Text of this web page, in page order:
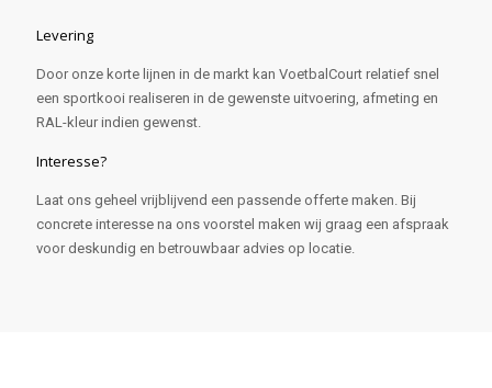
Levering
Door onze korte lijnen in de markt kan VoetbalCourt relatief snel
een sportkooi realiseren in de gewenste uitvoering, afmeting en
RAL-kleur indien gewenst.
Interesse?
Laat ons geheel vrijblijvend een passende offerte maken. Bij
concrete interesse na ons voorstel maken wij graag een afspraak
voor deskundig en betrouwbaar advies op locatie.